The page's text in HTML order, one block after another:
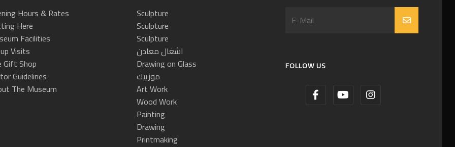
Hours & Rates
Here
Facilities
Visits
Gift Shop
Guidelines
The Museum
Sculpture
Sculpture
Sculpture
اشغال معادن
Drawing on Glass
موزييك
Art Work
Wood Work
Painting
Drawing
Printmaking
FOLLOW US